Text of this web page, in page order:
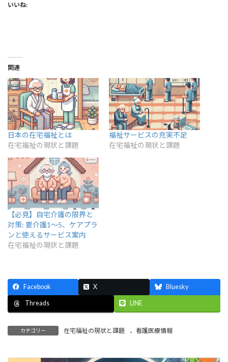
いいね:
関連
日本の在宅福祉とは
在宅福祉の現状と課題
福祉サービスの充実不足
在宅福祉の現状と課題
【必見】自宅介護の限界と
対策: 要介護1～5、ケアプラ
ンと使えるサービス案内
在宅福祉の現状と課題
Facebook X Bluesky
Threads LINE
カテゴリー 在宅福祉の現状と課題 、 看護医療情報